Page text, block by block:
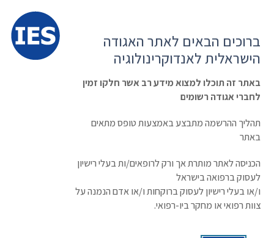
הרשמה ועדכון נתונים
כניסת חברים
ראשי »
Managing Cushing’s syndrome
Managing Cushing’s syndrome
שנת פרסום ראשונה: 2015
שנת עדכון:
מפרסם: Endocrine Society New Clinical
Practice Guideline
ברוכים הבאים לאתר האגודה
הישראלית לאנדוקרינולוגיה
באתר זה תוכלו למצוא מידע רב אשר חלקו זמין
לחברי אגודה רשומים
תהליך ההרשמה מתבצע באמצעות טופס מתאים
באתר
הכניסה לאתר מותרת אך ורק לרופאים/ות בעלי רישיון
לעסוק ברפואה בישראל
ו/או בעלי רישיון לעסוק ברוקחות ו/או אדם הנמנה על
צוות רפואי או מחקר ביו-רפואי.